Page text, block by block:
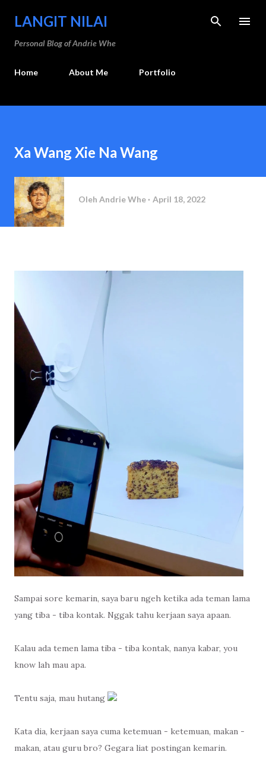
Langsung ke konten utama
LANGIT NILAI
Personal Blog of Andrie Whe
Home About Me Portfolio
Xa Wang Xie Na Wang
Oleh Andrie Whe April 18, 2022
Sampai sore kemarin, saya baru ngeh ketika ada teman lama
yang tiba - tiba kontak. Nggak tahu kerjaan saya apaan.
Kalau ada temen lama tiba - tiba kontak, nanya kabar, you
know lah mau apa.
Tentu saja, mau hutang
Kata dia, kerjaan saya cuma ketemuan - ketemuan, makan -
makan, atau guru bro? Gegara liat postingan kemarin.